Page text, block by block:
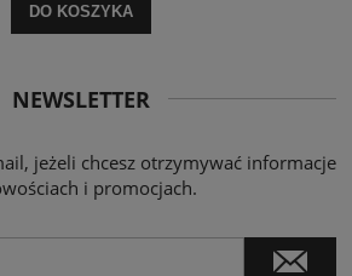
DO KOSZYKA
NEWSLETTER
jeżeli chcesz otrzymywać informacje
i promocjach.